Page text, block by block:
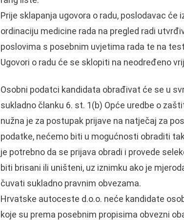
Prije sklapanja ugovora o radu, poslodavac
ordinaciju medicine rada na pregled radi
poslovima s posebnim uvjetima rada te na
Ugovori o radu će se sklopiti na neodređeno
Osobni podatci kandidata obrađivat će se u
sukladno članku 6. st. 1(b) Opće uredbe o
nužna je za postupak prijave na natječaj za
podatke, nećemo biti u mogućnosti obraditi
je potrebno da se prijava obradi i provede
biti brisani ili uništeni, uz iznimku ako je
čuvati sukladno pravnim obvezama.
Hrvatske autoceste d.o.o. neće kandidate
koje su prema posebnim propisima obvezni